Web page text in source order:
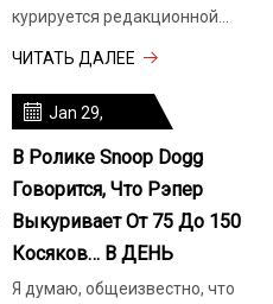
курируется редакционной
ЧИТАТЬ ДАЛЕЕ
Jan 29,
В Ролике Snoop Dogg
Говорится, Что Рэпер
Выкуривает От 75 До 150
Косяков… В ДЕНЬ
Я думаю, общеизвестно, что